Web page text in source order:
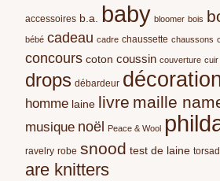
accessoires b.a. baby bloomer bois
bébé cadeau cadre chaussette chaussons
concours coton coussin couverture cuir
drops débardeur
homme laine livre maille
musique noël Peace & Wool
ravelry robe snood test de laine
are knitters